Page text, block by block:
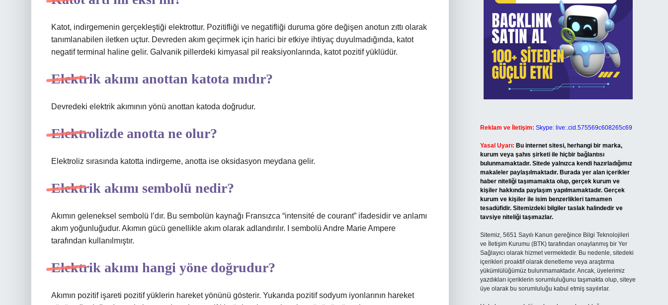
Katot, indirgemenin gerçekleştiği elektrottur. Pozitifliği ve negatifliği duruma göre değişen anotun zıttı olarak
tanımlanabilen iletken uçtur. Devreden akım geçirmek için harici bir etkiye ihtiyaç duyulmadığında, katot
negatif terminal haline gelir. Galvanik pillerdeki kimyasal pil reaksiyonlarında, katot pozitif yüklüdür.
Elektrik akımı anottan katota mıdır?
Devredeki elektrik akımının yönü anottan katoda doğrudur.
Elektrolizde anotta ne olur?
Elektroliz sırasında katotta indirgeme, anotta ise oksidasyon meydana gelir.
Elektrik akımı sembolü nedir?
Akımın geleneksel sembolü I’dır. Bu sembolün kaynağı Fransızca “intensité de courant” ifadesidir ve anlamı
akım yoğunluğudur. Akımın gücü genellikle akım olarak adlandırılır. I sembolü Andre Marie Ampere
tarafından kullanılmıştır.
Elektrik akımı hangi yöne doğrudur?
Akımın pozitif işareti pozitif yüklerin hareket yönünü gösterir. Yukarıda pozitif sodyum iyonlarının hareket
Reklam ve İletişim: Skype: live:.cid.575569c608265c69
Yasal Uyarı: Bu internet sitesi, herhangi bir marka,
kurum veya şahıs şirketi ile hiçbir bağlantısı
bulunmamaktadır. Sitede yalnızca kendi hazırladığımız
makaleler paylaşılmaktadır. Burada yer alan içerikler
haber niteliği taşımamakta olup, gerçek kurum ve
kişiler hakkında paylaşım yapılmamaktadır. Gerçek
kurum ve kişiler ile isim benzerlikleri tamamen
tesadüfidir. Sitemizdeki bilgiler taslak halindedir ve
tavsiye niteliği taşımazlar.
Sitemiz, 5651 Sayılı Kanun gereğince Bilgi Teknolojileri
ve İletişim Kurumu (BTK) tarafından onaylanmış bir Yer
Sağlayıcı olarak hizmet vermektedir. Bu nedenle, sitedeki
içerikleri proaktif olarak denetleme veya araştırma
yükümlülüğümüz bulunmamaktadır. Ancak, üyelerimiz
yazdıkları içeriklerin sorumluluğunu taşımakta olup, siteye
üye olarak bu sorumluluğu kabul etmiş sayılırlar.